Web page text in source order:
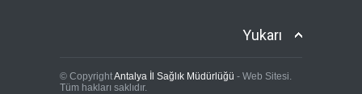
Yukarı
© CopyrightAntalya İl Sağlık Müdürlüğü - Web Sitesi.
Tüm hakları saklıdır.